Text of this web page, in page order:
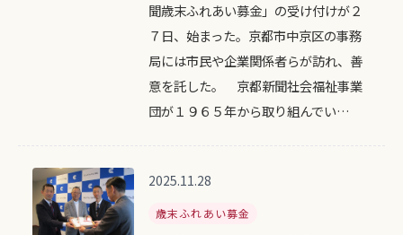
聞歳末ふれあい募金」の受け付けが２
７日、始まった。京都市中京区の事務
局には市民や企業関係者らが訪れ、善
意を託した。 京都新聞社会福祉事業
団が１９６５年から取り組んでい…
2025.11.28
歳末ふれあい募金